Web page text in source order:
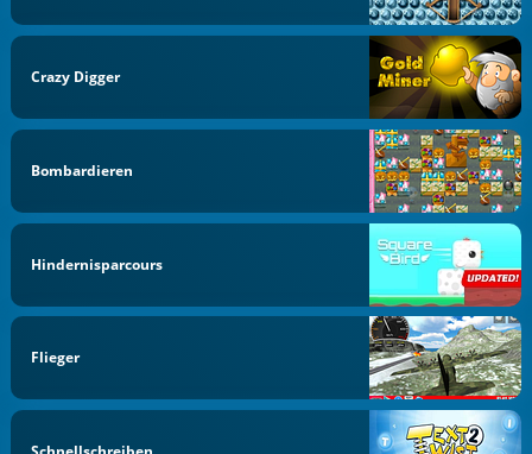
Crazy Digger
Bombardieren
Hindernisparcours
Flieger